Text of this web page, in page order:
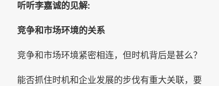
听听李嘉诚的见解:
竞争和市场环境的关系
竞争和市场环境紧密相连，但时机背后是甚么？
能否抓住时机和企业发展的步伐有重大关联，要